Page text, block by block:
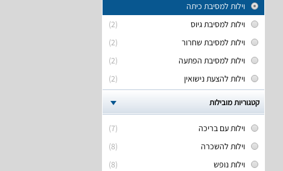
וילות למסיבת כיתה
(2)
וילות למסיבת גיוס
(2)
וילות למסיבת שחרור
(2)
וילות למסיבת הפתעה
(2)
וילות להצעת נישואין
קטגוריות מובילות
(7)
וילות עם בריכה
(8)
וילות להשכרה
(8)
וילות נופש